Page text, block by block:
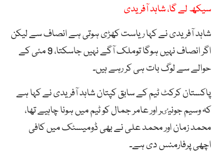
سیکھ لے گا، شاہد آفریدی
شاہد آفریدی نے کہا ریاست کھڑی ہوتی ہے انصاف سے لیکن
اگر انصاف نہیں ہوگا توملک آگے نہیں جاسکتا، 9 مئی کے
حوالے سے لوگ بات ہی کر رہے ہیں۔
پاکستان کرکٹ ٹیم کے سابق کپتان شاہد آفریدی نے کہا ہے
کہ وسیم جونیٸر اور عامر جمال کو ٹیم میں ہونا چاہیے تھا،
محمد زمان اور محمد علی نے بھی ڈومیسٹک میں کافی
اچھی پرفارمنس دی ہے۔